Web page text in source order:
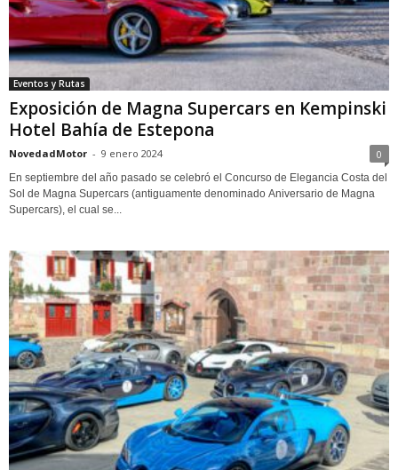
Eventos y Rutas
Exposición de Magna Supercars en Kempinski
Hotel Bahía de Estepona
NovedadMotor - 9 enero 2024 0
En septiembre del año pasado se celebró el Concurso de Elegancia Costa del
Sol de Magna Supercars (antiguamente denominado Aniversario de Magna
Supercars), el cual se...